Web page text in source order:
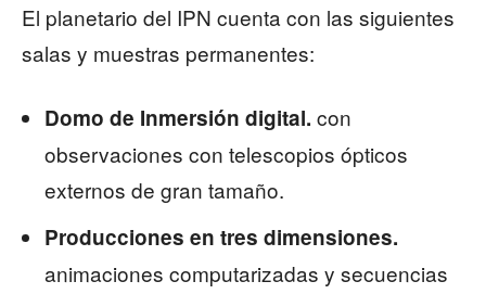
El planetario del IPN cuenta con las siguientes
salas y muestras permanentes:
Domo de Inmersión digital. con
observaciones con telescopios ópticos
externos de gran tamaño.
Producciones en tres dimensiones.
animaciones computarizadas y secuencias